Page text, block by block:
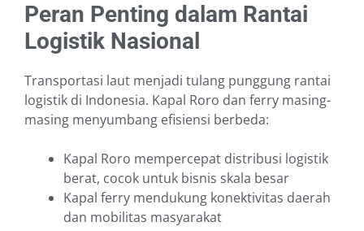
Peran Penting dalam Rantai
Logistik Nasional
Transportasi laut menjadi tulang punggung rantai
logistik di Indonesia. Kapal Roro dan ferry masing-
masing menyumbang efisiensi berbeda:
Kapal Roro mempercepat distribusi logistik
berat, cocok untuk bisnis skala besar
Kapal ferry mendukung konektivitas daerah
dan mobilitas masyarakat